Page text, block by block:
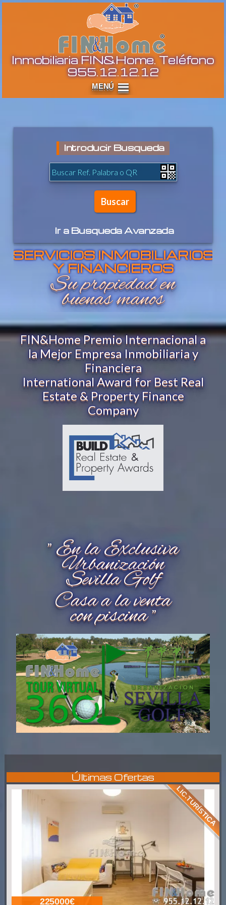
Inmobiliaria FIN&Home. Teléfono
955.12.12.12
Introducir Busqueda
Ir a Busqueda Avanzada
SERVICIOS INMOBILIARIOS
Y FINANCIEROS
Su propiedad en
buenas manos
FIN&Home Premio Internacional a
la Mejor Empresa Inmobiliaria y
Financiera
International Award for Best Real
Estate & Property Finance
Company
" En la Exclusiva
Urbanización
Sevilla Golf
Casa a la venta
con piscina "
Últimas Ofertas
225000€
LIC.TURÍSTICA